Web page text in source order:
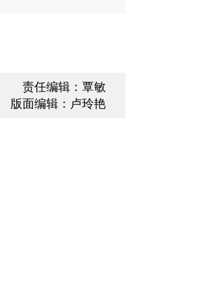
责任编辑：覃敏
版面编辑：卢玲艳